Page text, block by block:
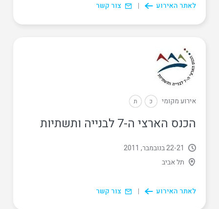
לאתר האירוע צור קשר
הכנס הארצי ה-7 לבנייה ותשתיות
אירוע מקומי כ ת
21
‏-22 בנובמבר, 2011
תל אביב
לאתר האירוע צור קשר